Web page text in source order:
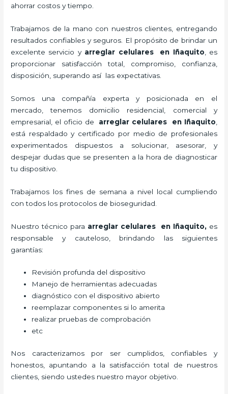
ahorrar costos y tiempo.
Trabajamos de la mano con nuestros clientes, entregando
resultados confiables y seguros. El propósito de brindar un
excelente servicio y arreglar celulares en Iñaquito , es
proporcionar satisfacción total, compromiso, confianza,
disposición, superando así las expectativas.
Somos una compañía experta y posicionada en el
mercado, tenemos domicilio residencial, comercial y
empresarial, el oficio de arreglar celulares en Iñaquito
está respaldado y certificado por medio de profesionales
experimentados dispuestos a solucionar, asesorar, y
despejar dudas que se presenten a la hora de diagnosticar
tu dispositivo.
Trabajamos los fines de semana a nivel local cumpliendo
con todos los protocolos de bioseguridad.
Nuestro técnico para arreglar celulares en Iñaquito, es
responsable y cauteloso, brindando las siguientes
garantías:
Revisión profunda del dispositivo
Manejo de herramientas adecuadas
diagnóstico con el dispositivo abierto
reemplazar componentes si lo amerita
realizar pruebas de comprobación
etc
Nos caracterizamos por ser cumplidos, confiables y
honestos, apuntando a la satisfacción total de nuestros
clientes, siendo ustedes nuestro mayor objetivo.